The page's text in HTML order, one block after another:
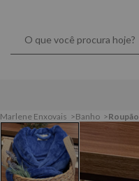
Marlene Enxovais Banho Roupão